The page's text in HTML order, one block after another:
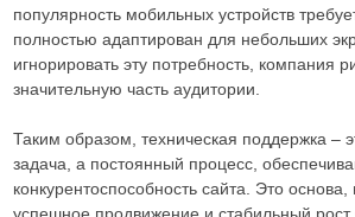
популярность мобильных устройств
полностью адаптирован для небольших
игнорировать эту потребность, компания
значительную часть аудитории.
Таким образом, техническая поддержка –
задача, а постоянный процесс,
конкурентоспособность сайта. Это основа,
успешное продвижение и стабильный